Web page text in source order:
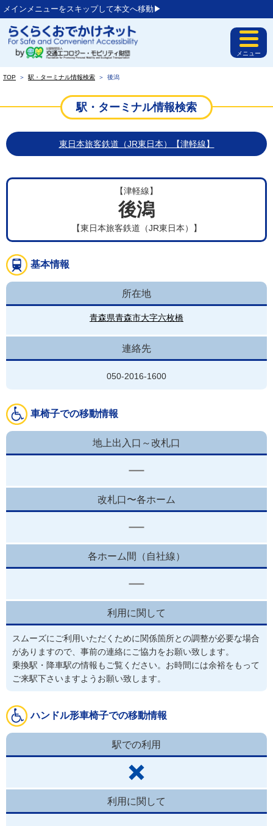
メインメニューをスキップして本文へ移動▶︎
メニュー
TOP ＞ 駅・ターミナル情報検索 ＞ 後潟
駅・ターミナル情報検索
東日本旅客鉄道（JR東日本）【津軽線】
【津軽線】
後潟
【東日本旅客鉄道（JR東日本）】
基本情報
所在地
青森県青森市大字六枚橋
連絡先
050-2016-1600
車椅子での移動情報
地上出入口～改札口
改札口〜各ホーム
各ホーム間（自社線）
利用に関して
スムーズにご利用いただくために関係箇所との調整が必要な場合
がありますので、事前の連絡にご協力をお願い致します。
乗換駅・降車駅の情報もご覧ください。お時間には余裕をもって
ご来駅下さいますようお願い致します。
ハンドル形車椅子での移動情報
駅での利用
利用に関して